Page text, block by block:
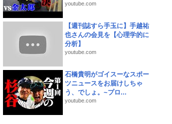
youtube.com
【週刊誌すら手玉に】手越祐
也さんの会見を【心理学的に
分析】
youtube.com
石橋貴明がゴイスーなスポー
ツニュースをお届けしちゃ
う、でしょ。~プロ...
youtube.com